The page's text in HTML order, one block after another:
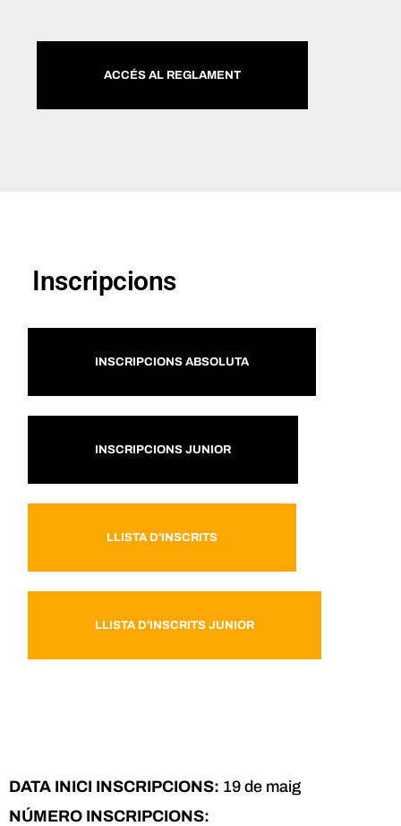
ACCÉS AL REGLAMENT
Inscripcions
INSCRIPCIONS ABSOLUTA
INSCRIPCIONS JUNIOR
LLISTA D'INSCRITS
LLISTA D'INSCRITS JUNIOR
DATA INICI INSCRIPCIONS: 19 de maig
NÚMERO INSCRIPCIONS: